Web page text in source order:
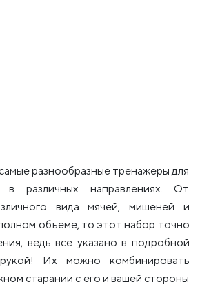
разнообразные тренажеры для
различных направлениях. От
вида мячей, мишеней и
объеме, то этот набор точно
ведь все указано в подробной
Их можно комбинировать
старании с его и вашей стороны